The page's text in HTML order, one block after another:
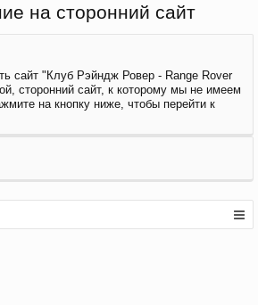
на сторонний сайт
сайт "Клуб Рэйндж Ровер - Range Rover
сторонний сайт, к которому мы не имеем
на кнопку ниже, чтобы перейти к